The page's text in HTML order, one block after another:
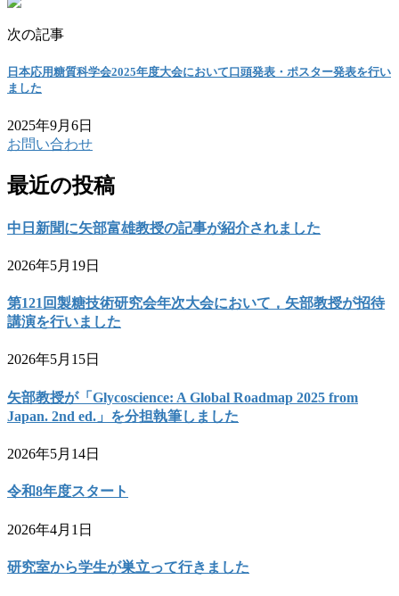
次の記事
日本応用糖質科学会2025年度大会において口頭発表・ポスター発表を行い
ました
2025年9月6日
お問い合わせ
最近の投稿
中日新聞に矢部富雄教授の記事が紹介されました
2026年5月19日
第121回製糖技術研究会年次大会において，矢部教授が招待
講演を行いました
2026年5月15日
矢部教授が「Glycoscience: A Global Roadmap 2025 from
Japan. 2nd ed.」を分担執筆しました
2026年5月14日
令和8年度スタート
2026年4月1日
研究室から学生が巣立って行きました